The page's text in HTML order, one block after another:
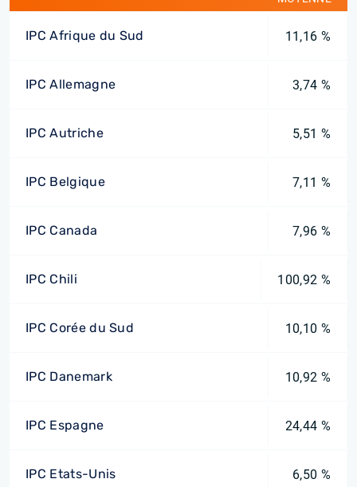
IPC Afrique du Sud 11,16 %
IPC Allemagne 3,74 %
IPC Autriche 5,51 %
IPC Belgique 7,11 %
IPC Canada 7,96 %
IPC Chili 100,92 %
IPC Corée du Sud 10,10 %
IPC Danemark 10,92 %
IPC Espagne 24,44 %
IPC Etats-Unis 6,50 %